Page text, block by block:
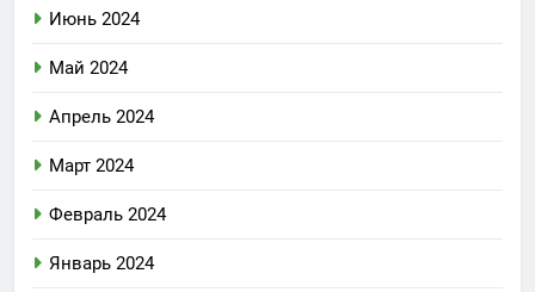
Июнь 2024
Май 2024
Апрель 2024
Март 2024
Февраль 2024
Январь 2024